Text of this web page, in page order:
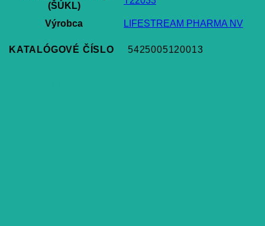
(ŠÚKL)
Výrobca LIFESTREAM PHARMA NV
KATALÓGOVÉ ČÍSLO 5425005120013